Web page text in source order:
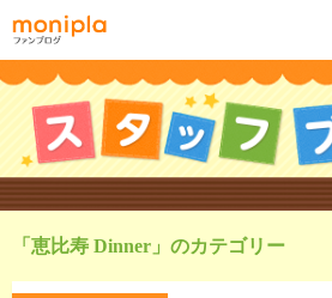
「恵比寿 Dinner」のカテゴリー